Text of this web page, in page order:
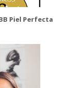
Piel Perfecta